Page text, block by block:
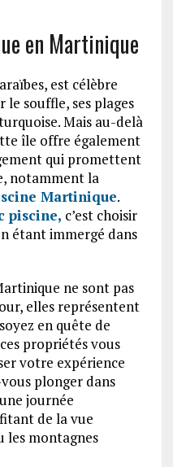
en Martinique
est célèbre
le souffle, ses plages
Mais au-delà
île offre également
qui promettent
notamment la
Martinique.
piscine, c’est choisir
étant immergé dans
ne sont pas
elles représentent
en quête de
propriétés vous
votre expérience
plonger dans
journée
de la vue
les montagnes